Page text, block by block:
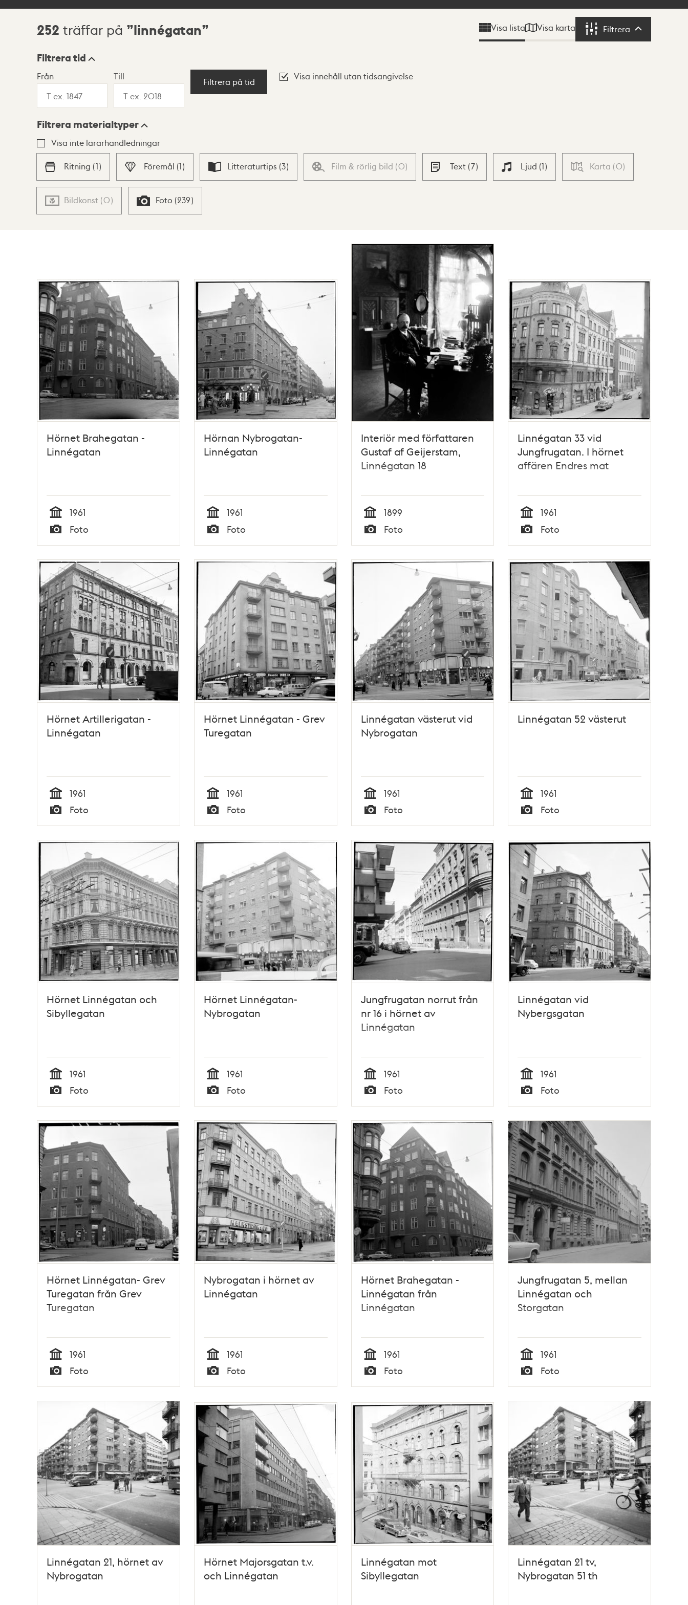
Sökresultat
252 träffar på linnégatan Visa lista Visa karta Filtrera Filtrera
Visningsläge
Lista Karta
Filtrera tid
Från Till
Filtrera på tid
Visa innehåll utan tidsangivelse
Filtrera materialtyper
Visa inte lärarhandledningar
Ritning (1) Föremål (1) Litteraturtips (3) Film & rörlig bild (0) Text (7) Ljud (1) Karta (0)
Bildkonst (0) Foto (239)
Hörnet Brahegatan -
Linnégatan
Tid
1961
Typ
Foto
Hörnan Nybrogatan-
Linnégatan
Tid
1961
Typ
Foto
Interiör med författaren
Gustaf af Geijerstam,
Linnégatan 18
Tid
1899
Typ
Foto
Linnégatan 33 vid
Jungfrugatan. I hörnet
affären Endres mat
Tid
1961
Typ
Foto
Hörnet Artillerigatan -
Linnégatan
Tid
1961
Typ
Foto
Hörnet Linnégatan - Grev
Turegatan
Tid
1961
Typ
Foto
Linnégatan västerut vid
Nybrogatan
Tid
1961
Typ
Foto
Linnégatan 52 västerut
Tid
1961
Typ
Foto
Hörnet Linnégatan och
Sibyllegatan
Tid
1961
Typ
Foto
Hörnet Linnégatan-
Nybrogatan
Tid
1961
Typ
Foto
Jungfrugatan norrut från
nr 16 i hörnet av
Linnégatan
Tid
1961
Typ
Foto
Linnégatan vid
Nybergsgatan
Tid
1961
Typ
Foto
Hörnet Linnégatan- Grev
Turegatan från Grev
Turegatan
Tid
1961
Typ
Foto
Nybrogatan i hörnet av
Linnégatan
Tid
1961
Typ
Foto
Hörnet Brahegatan -
Linnégatan från
Linnégatan
Tid
1961
Typ
Foto
Jungfrugatan 5, mellan
Linnégatan och
Storgatan
Tid
1961
Typ
Foto
Linnégatan 21, hörnet av
Nybrogatan
Hörnet Majorsgatan t.v.
och Linnégatan
Linnégatan mot
Sibyllegatan
Linnégatan 21 tv,
Nybrogatan 51 th